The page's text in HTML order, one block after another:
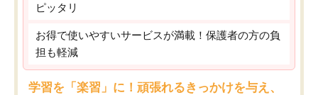
ピッタリ
お得で使いやすいサービスが満載！保護者の方の負
担も軽減
学習を「楽習」に！頑張れるきっかけを与え、